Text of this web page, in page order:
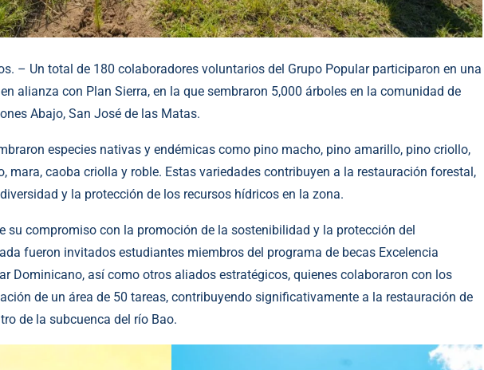
– Un total de 180 colaboradores voluntarios del Grupo Popular participaron en una
alianza con Plan Sierra, en la que sembraron 5,000 árboles en la comunidad de
Abajo, San José de las Matas.
especies nativas y endémicas como pino macho, pino amarillo, pino criollo,
mara, caoba criolla y roble. Estas variedades contribuyen a la restauración forestal,
y la protección de los recursos hídricos en la zona.
su compromiso con la promoción de la sostenibilidad y la protección del
fueron invitados estudiantes miembros del programa de becas Excelencia
Dominicano, así como otros aliados estratégicos, quienes colaboraron con los
de un área de 50 tareas, contribuyendo significativamente a la restauración de
de la subcuenca del río Bao.